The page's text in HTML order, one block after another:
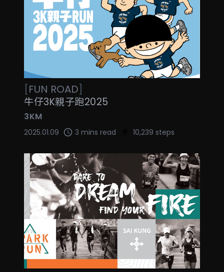
[FUN ROAD]
牛仔3K親子跑2025
3KM
2025.01.09 3 mins read 10,239 steps